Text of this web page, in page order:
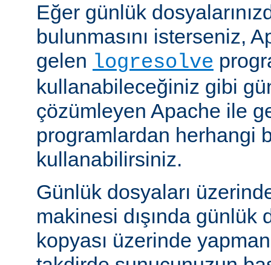
Eğer günlük
bulunmasını isterseniz,
gelen logresolve
kullanabileceğiniz gibi
çözümleyen Apache ile
programlardan herhangi
kullanabilirsiniz.
Günlük dosyaları
makinesi dışında günlük
kopyası üzerinde